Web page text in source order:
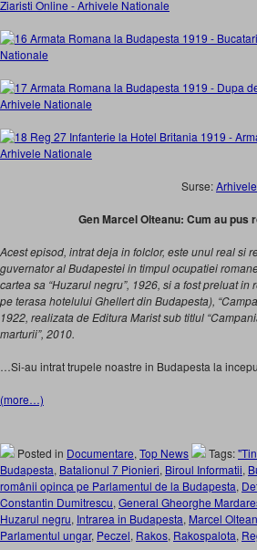
Surse:
Gen Marcel Olteanu: Cum au pus
Acest episod, intrat deja in folclor, este unul real si
guvernator al Budapestei in timpul ocupatiei
cartea sa “Huzarul negru”, 1926, si a fost preluat
pe terasa hotelului Ghellert din Budapesta),
1922, realizata de Editura Marist sub titlul
marturii”, 2010.
…Si-au intrat trupele noastre in Budapesta la
(more…)
Posted in Documentare, Top News Tags:
Budapesta, Batalionul 7 Pionieri, Biroul Informatii,
românii opinca pe Parlamentul de la Budapesta,
Constantin Dumitrescu, General Gheorghe
Huzarul negru, Intrarea in Budapesta, Marcel
Parlamentul ungar, Peczel, Rakos, Rakospalota,